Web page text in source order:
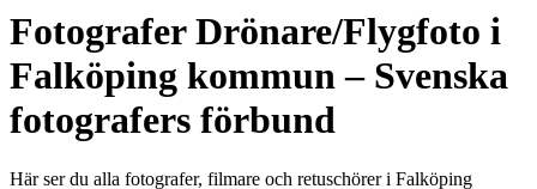
FotograferDrönare/Flygfoto i
Falköping kommun– Svenska
fotografers förbund
Här ser du alla fotografer, filmare och retuschörer i Falköping